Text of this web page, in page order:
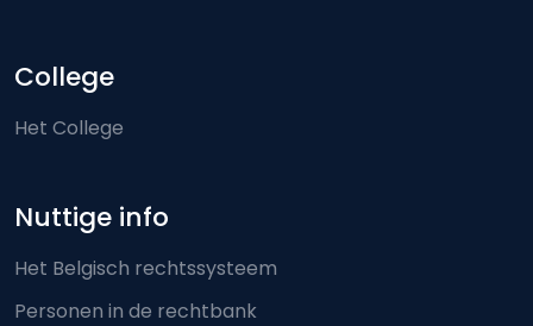
College
Het College
Nuttige info
Het Belgisch rechtssysteem
Personen in de rechtbank